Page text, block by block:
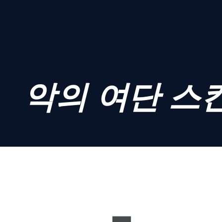
악의 여단 스